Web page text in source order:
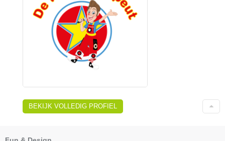
BEKIJK VOLLEDIG PROFIEL